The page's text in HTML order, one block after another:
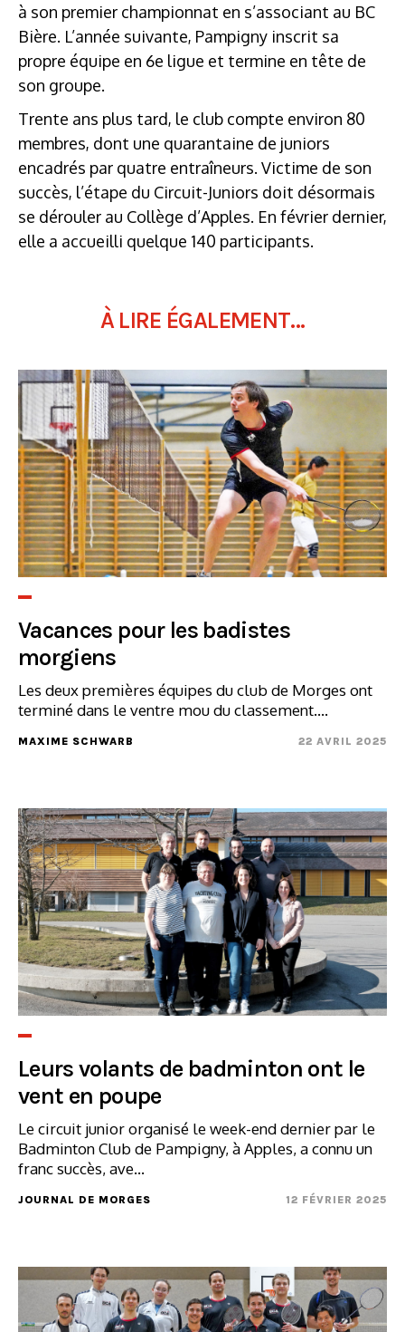
à son premier championnat en s’associant au BC
Bière. L’année suivante, Pampigny inscrit sa
propre équipe en 6e ligue et termine en tête de
son groupe.
Trente ans plus tard, le club compte environ 80
membres, dont une quarantaine de juniors
encadrés par quatre entraîneurs. Victime de son
succès, l’étape du Circuit-Juniors doit désormais
se dérouler au Collège d’Apples. En février dernier,
elle a accueilli quelque 140 participants.
À LIRE ÉGALEMENT...
Vacances pour les badistes
morgiens
Les deux premières équipes du club de Morges ont
terminé dans le ventre mou du classement....
MAXIME SCHWARB 22 AVRIL 2025
Leurs volants de badminton ont le
vent en poupe
Le circuit junior organisé le week-end dernier par le
Badminton Club de Pampigny, à Apples, a connu un
franc succès, ave...
JOURNAL DE MORGES 12 FÉVRIER 2025